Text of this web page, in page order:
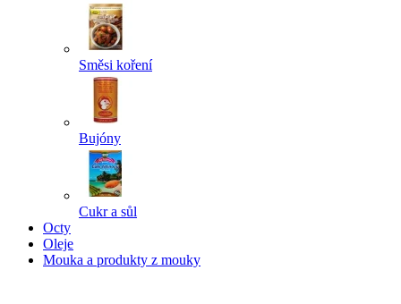
Směsi koření
Bujóny
Cukr a sůl
Octy
Oleje
Mouka a produkty z mouky